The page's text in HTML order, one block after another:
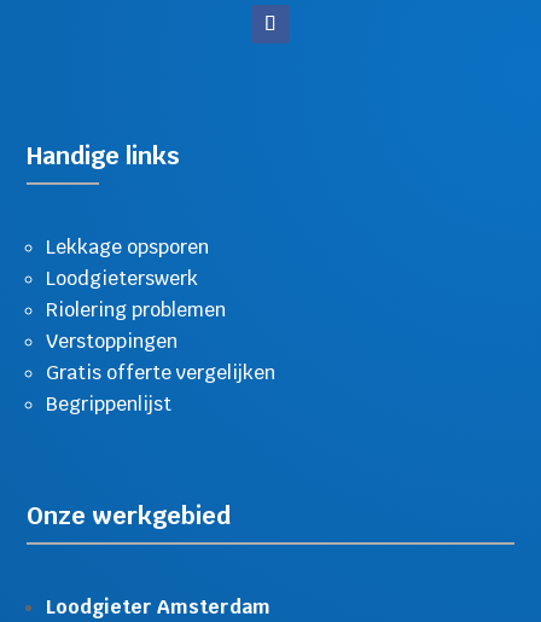
Handige links
Lekkage opsporen
Loodgieterswerk
Riolering problemen
Verstoppingen
Gratis offerte vergelijken
Begrippenlijst
Onze werkgebied
Loodgieter Amsterdam